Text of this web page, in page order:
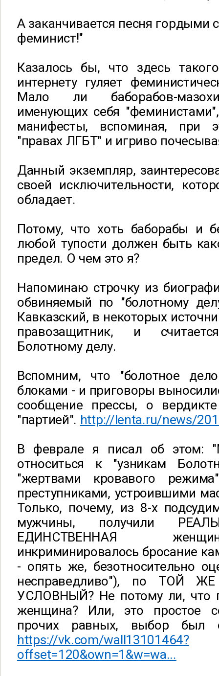
А заканчивается песня гордыми
феминист!"
Казалось бы, что здесь
интернету гуляет
Мало ли баборабов-
именующих себя
манифесты, вспоминая, при
"правах ЛГБТ" и игриво
Данный экземпляр,
своей исключительности,
обладает.
Потому, что хоть баборабы и
любой тупости должен быть
предел. О чем это я?
Напоминаю строчку из
обвиняемый по "болотному
Кавказский, в некоторых
правозащитник, и
Болотному делу.
Вспомним, что "болотное
блоками - и приговоры
сообщение прессы, о
"партией". http://lenta.ru/news/
В феврале я писал об этом:
относиться к "узникам
"жертвами кровавого
преступниками, устроившими
Только, почему, из 8-х
мужчины, получили
ЕДИНСТВЕННАЯ
инкриминировалось бросание
- опять же, безотносительно
несправедливо"), по ТОЙ ЖЕ
УСЛОВНЫЙ? Не потому ли, что
женщина? Или, это простое
прочих равных, выбор был
https://vk.com/wall13101464?
offset=120&own=1&w=wa...